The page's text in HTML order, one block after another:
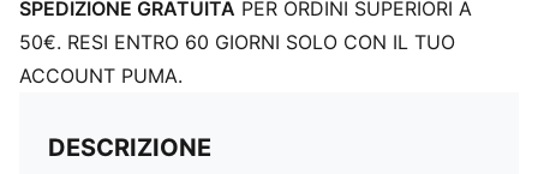
SPEDIZIONE GRATUITA PER ORDINI SUPERIORI A
50€. RESI ENTRO 60 GIORNI SOLO CON IL TUO
ACCOUNT PUMA.
DESCRIZIONE